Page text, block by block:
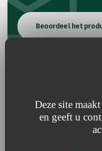
Deze site
en geeft u
Beoordeel het
Referenties en